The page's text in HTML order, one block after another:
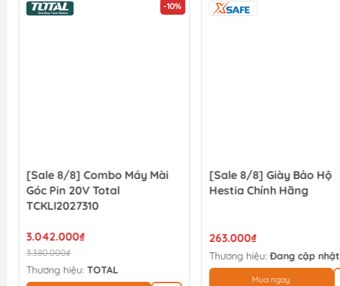
-10%
[Sale 8/8] Combo Máy Mài
Góc Pin 20V Total
TCKLI2027310
3.042.000₫
3.380.000₫
Thương hiệu: TOTAL
[Sale 8/8] Giày Bảo Hộ
Hestia Chính Hãng
263.000₫
Thương hiệu:Đang cập nhật
Mua ngay